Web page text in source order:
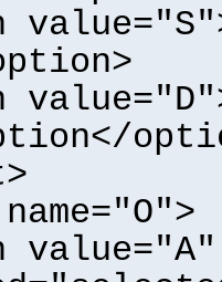
value="A"